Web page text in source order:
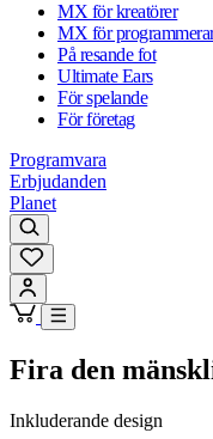
MX för kreatörer
MX för
På resande fot
Ultimate Ears
För spelande
För företag
Programvara
Erbjudanden
Planet
Fira den
Inkluderande design